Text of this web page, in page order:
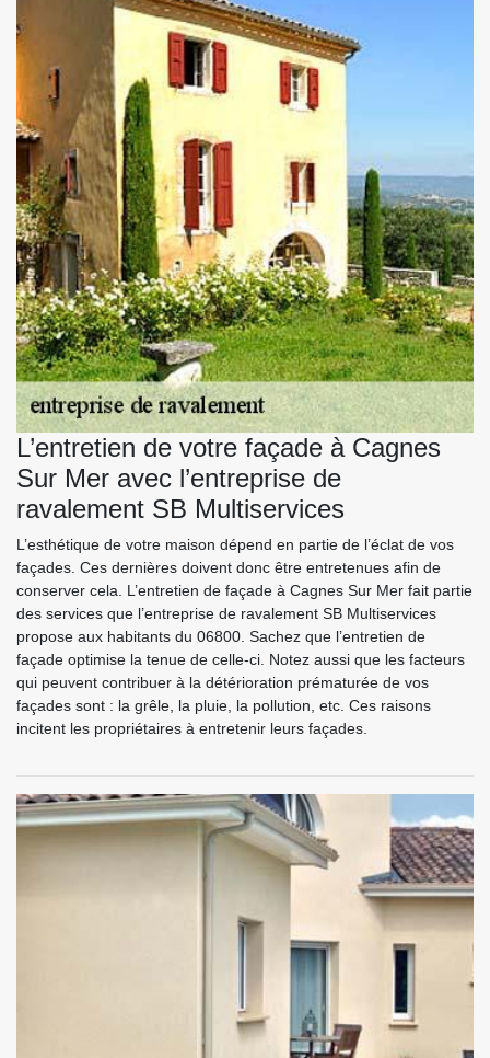
L’entretien de votre façade à Cagnes
Sur Mer avec l’entreprise de
ravalement SB Multiservices
L’esthétique de votre maison dépend en partie de l’éclat de vos
façades. Ces dernières doivent donc être entretenues afin de
conserver cela. L’entretien de façade à Cagnes Sur Mer fait partie
des services que l’entreprise de ravalement SB Multiservices
propose aux habitants du 06800. Sachez que l’entretien de
façade optimise la tenue de celle-ci. Notez aussi que les facteurs
qui peuvent contribuer à la détérioration prématurée de vos
façades sont : la grêle, la pluie, la pollution, etc. Ces raisons
incitent les propriétaires à entretenir leurs façades.